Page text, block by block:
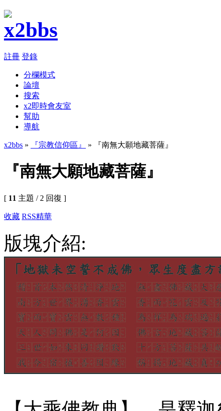
註冊 登錄
分欄模式
論壇
搜索
x2即時會友室
幫助
導航
x2bbs » 『宗教信仰區』 » 『南無大願地藏菩薩』
『南無大願地藏菩薩』
[ 11 主題 / 2 回復 ]
收藏 RSS精華
版塊介紹: